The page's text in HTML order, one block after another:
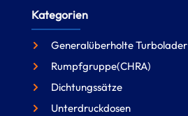
Kategorien
Generalüberholte Turbolader
Rumpfgruppe(CHRA)
Dichtungssätze
Unterdruckdosen